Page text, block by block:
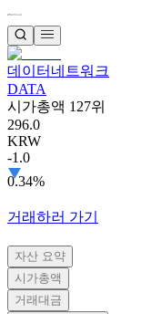
데이터네트워크
DATA
시가총액 127위
296.0
KRW
-1.0
0.34%
거래하러 가기
자산 요약
시가총액
거래대금